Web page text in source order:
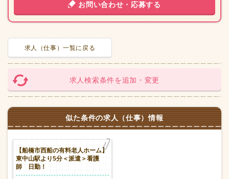
お問い合わせ・応募する
求人（仕事）一覧に戻る
求人検索条件を追加・変更
似た条件の求人（仕事）情報
【船橋市西船の有料老人ホーム】
東中山駅より5分＜派遣＞看護
師 日勤！